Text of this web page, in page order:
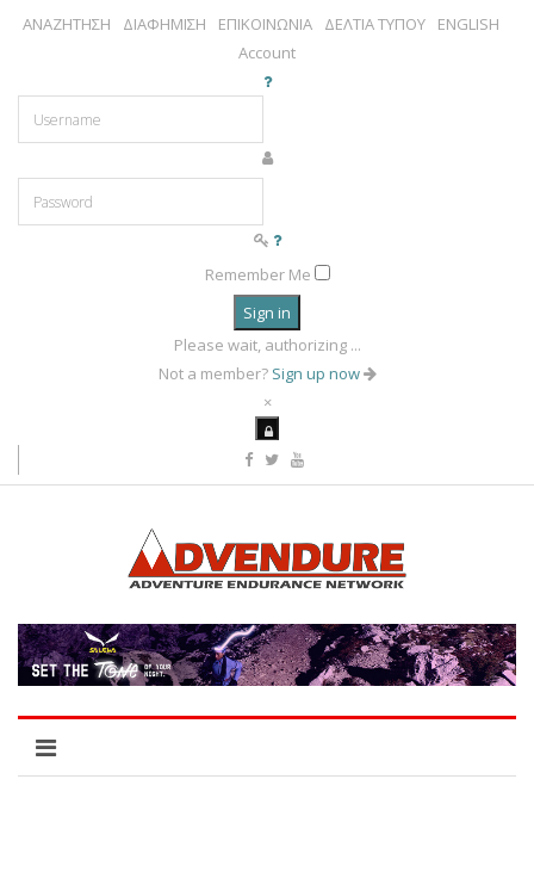
ΑΝΑΖΗΤΗΣΗ ΔΙΑΦΗΜΙΣΗ ΕΠΙΚΟΙΝΩΝΙΑ ΔΕΛΤΙΑ ΤΥΠΟΥ
ENGLISH
Account
Remember Me
Sign in
Please wait, authorizing ...
Not a member? Sign up now
×